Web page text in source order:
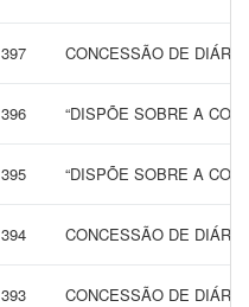
397 CONCESSÃO DE
396 “DISPÕE SOBRE A
395 “DISPÕE SOBRE A
394 CONCESSÃO DE
393 CONCESSÃO DE